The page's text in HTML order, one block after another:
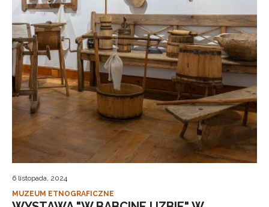
6 listopada, 2024
MUZEUM ETNOGRAFICZNE